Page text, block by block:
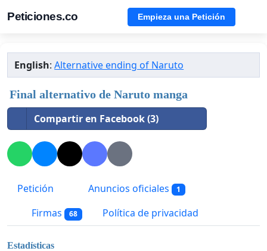
Peticiones.co Empieza una Petición
English:Alternative ending of Naruto
Final alternativo de Naruto manga
Compartir en Facebook (3)
Petición Anuncios oficiales 1
Firmas 68 Política de privacidad
Estadísticas